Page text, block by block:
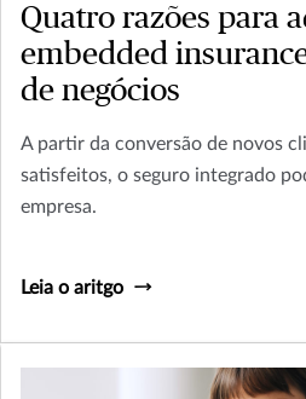
Quatro razões para
embedded
de negócios
A partir da conversão de novos
satisfeitos, o seguro integrado
empresa.
Leia o aritgo